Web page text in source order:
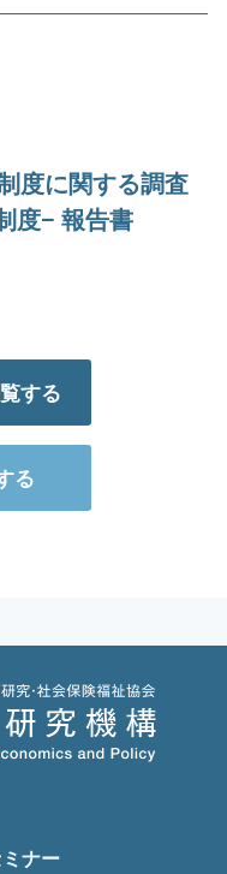
度に関する調査
度− 報告書
する
る
ナー